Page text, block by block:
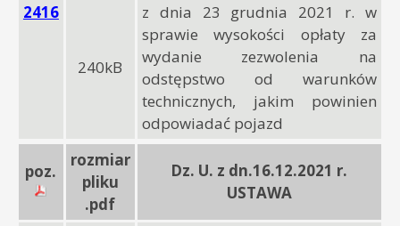
2416
240kB
z dnia 23 grudnia 2021 r. w
sprawie wysokości opłaty za
wydanie zezwolenia na
odstępstwo od warunków
technicznych, jakim powinien
odpowiadać pojazd
poz.
rozmiar
pliku
.pdf
Dz. U. z dn.16.12.2021 r.
USTAWA